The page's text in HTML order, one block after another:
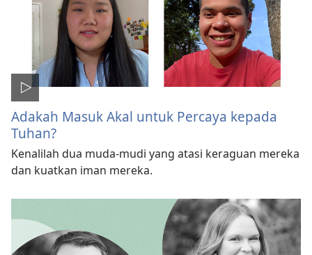
Adakah Masuk Akal untuk Percaya kepada
Tuhan?
Kenalilah dua muda-mudi yang atasi keraguan mereka
dan kuatkan iman mereka.